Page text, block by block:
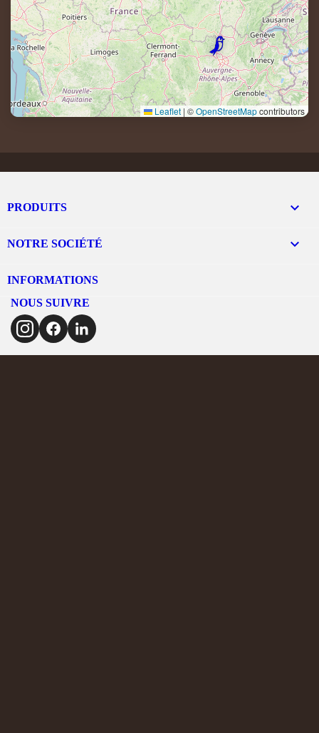
Leaflet | ©OpenStreetMapcontributors
PRODUITS 
NOTRE SOCIÉTÉ 
INFORMATIONS
NOUS SUIVRE